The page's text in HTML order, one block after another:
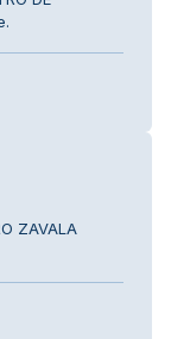
ZAVALA